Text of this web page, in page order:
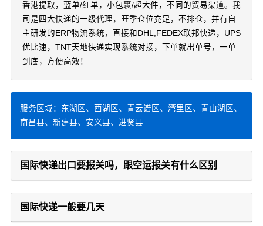
香港提取，蓝单/红单，小包裹/超大件，不同的贸易渠道。我
司是四大快递的一级代理，旺季仓位充足，不排仓，并有自
主研发的ERP物流系统，直接和DHL,FEDEX联邦快递，UPS
优比速，TNT天地快递实现系统对接，下单就出单号，一单
到底，方便高效！
服务区域：东湖区、西湖区、青云谱区、湾里区、青山湖区、
南昌县、新建县、安义县、进贤县
国际快递出口要报关吗，跟空运报关有什么区别
国际快递一般要几天